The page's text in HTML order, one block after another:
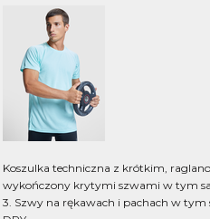
Koszulka techniczna z krótkim,
wykończony krytymi szwami w tym
3. Szwy na rękawach i pachach w